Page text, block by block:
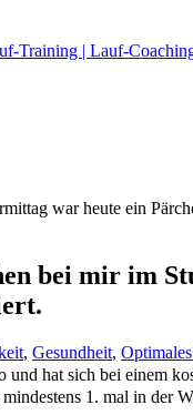
Training | Lauf-
war heute ein
bei mir im
, Gesundheit,
hat sich bei einem
1. mal in der